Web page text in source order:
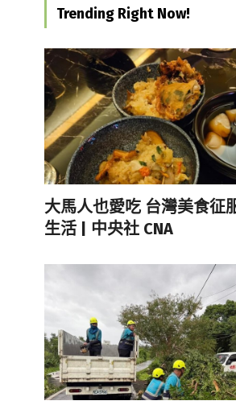
Trending Right Now!
大馬人也愛吃 台灣美食征
生活 | 中央社 CNA